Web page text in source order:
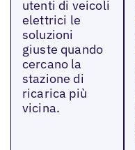
utenti di veicoli
elettrici le
soluzioni
giuste quando
cercano la
stazione di
ricarica più
vicina.